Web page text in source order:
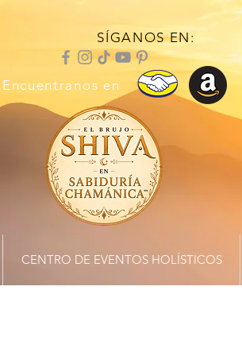
Encuentranos en
CENTRO DE EVENTOS HOLÍSTICOS
SÍGANOS EN: